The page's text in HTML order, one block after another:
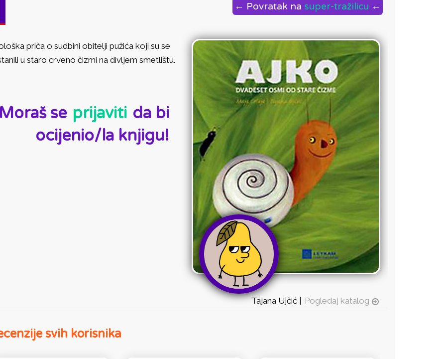
← Povratak na super-tražilicu ←
priča o sudbini obitelji pužića koji su se
u staro crveno čizmi na divljem smetlištu.
se prijaviti da bi
ocijenio/la knjigu!
Tajana Ujčić | Pogledaj katalog
svih korisnika